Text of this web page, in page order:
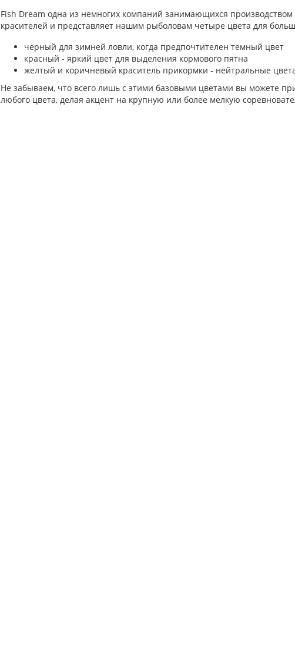
Fish Dream одна из немногих компаний занимающихся
красителей и представляет нашим рыболовам четыре цвета для
черный для зимней ловли, когда предпочтителен темный цвет
красный - яркий цвет для выделения кормового пятна
желтый и коричневый краситель прикормки - нейтральные
Не забываем, что всего лишь с этими базовыми цветами вы можете
любого цвета, делая акцент на крупную или более мелкую